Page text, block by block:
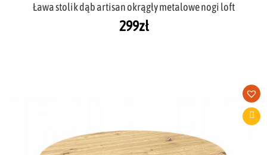
Ława stolik dąb artisan okrągły metalowe nogi loft
299zł